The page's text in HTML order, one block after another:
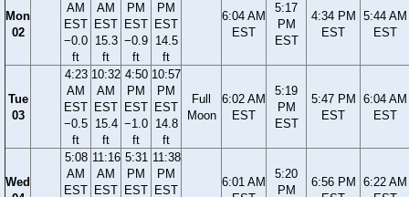
Mon
02
AM
EST
−0.0
ft
AM
EST
15.3
ft
PM
EST
−0.9
ft
PM
EST
14.5
ft
6:04 AM
EST
5:17
PM
EST
4:34 PM
EST
5:44 AM
EST
Tue
03
4:23
AM
EST
−0.5
ft
10:32
AM
EST
15.4
ft
4:50
PM
EST
−1.0
ft
10:57
PM
EST
14.8
ft
Full
Moon
6:02 AM
EST
5:19
PM
EST
5:47 PM
EST
6:04 AM
EST
Wed
5:08
AM
EST
11:16
AM
EST
5:31
PM
EST
11:38
PM
EST
6:01 AM
5:20
PM
6:56 PM
6:22 AM